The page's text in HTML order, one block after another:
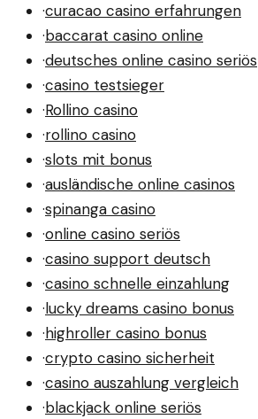
·curacao casino erfahrungen
·baccarat casino online
·deutsches online casino seriös
·casino testsieger
·Rollino casino
·rollino casino
·slots mit bonus
·ausländische online casinos
·spinanga casino
·online casino seriös
·casino support deutsch
·casino schnelle einzahlung
·lucky dreams casino bonus
·highroller casino bonus
·crypto casino sicherheit
·casino auszahlung vergleich
·blackjack online seriös